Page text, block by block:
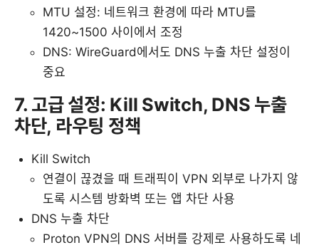
MTU 설정: 네트워크 환경에 따라 MTU를
1420~1500 사이에서 조정
DNS: WireGuard에서도 DNS 누출 차단 설정이
중요
7. 고급 설정: Kill Switch, DNS 누출
차단, 라우팅 정책
Kill Switch
연결이 끊겼을 때 트래픽이 VPN 외부로 나가지 않
도록 시스템 방화벽 또는 앱 차단 사용
DNS 누출 차단
Proton VPN의 DNS 서버를 강제로 사용하도록 네